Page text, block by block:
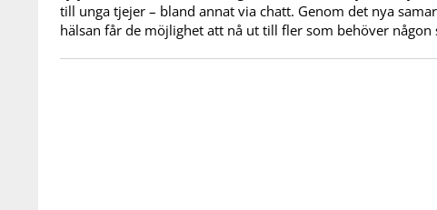
till unga tjejer – bland annat via chatt. Genom det nya
hälsan får de möjlighet att nå ut till fler som behöver någon